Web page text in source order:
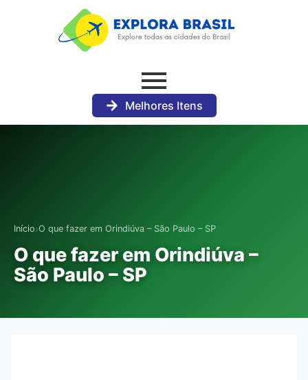
Melhores Itens
Início›O que fazer em Orindiúva – São Paulo – SP
O que fazer em Orindiúva –
São Paulo – SP